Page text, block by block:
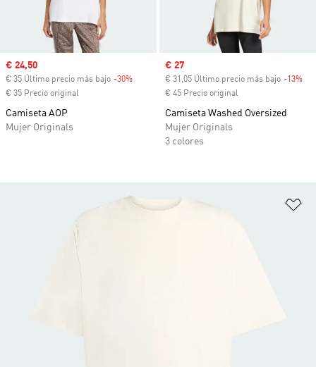
Precio de venta
€ 24,50
€ 35 Último precio más bajo -30% Descuento
€ 35 Precio original
Camiseta AOP
Mujer Originals
Precio de venta
€ 27
€ 31,05 Último precio más bajo -13%
€ 45 Precio original
Camiseta Washed Oversized
Mujer Originals
3 colores